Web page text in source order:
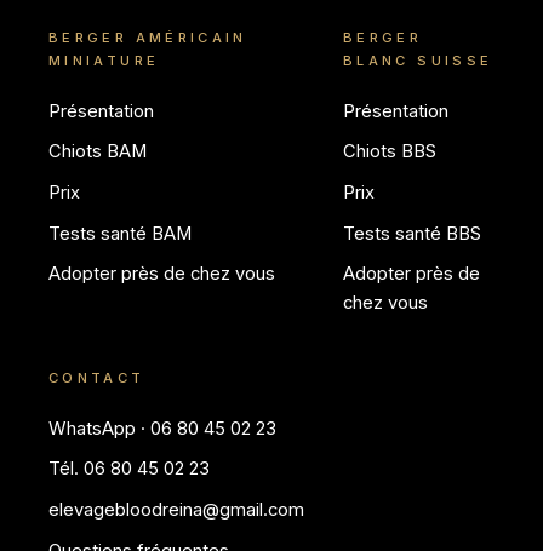
BERGER AMÉRICAIN
MINIATURE
Présentation
Chiots BAM
Prix
Tests santé BAM
Adopter près de chez vous
BERGER
BLANC SUISSE
Présentation
Chiots BBS
Prix
Tests santé BBS
Adopter près de
chez vous
CONTACT
WhatsApp · 06 80 45 02 23
Tél. 06 80 45 02 23
elevagebloodreina@gmail.com